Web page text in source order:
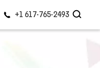
+1 617-765-2493